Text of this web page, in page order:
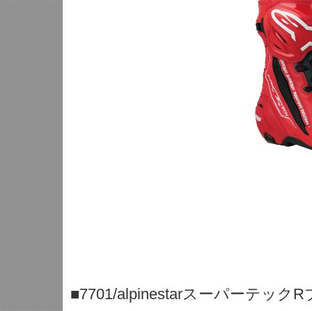
■7701/alpinestarスーパーテックR